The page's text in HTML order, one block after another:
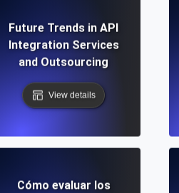
Future Trends in API
Integration Services
and Outsourcing
View details
Cómo evaluar los